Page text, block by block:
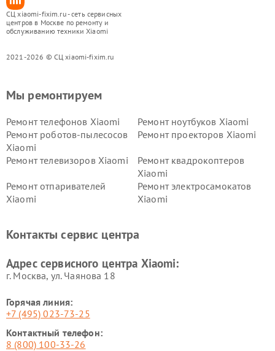
СЦ xiaomi-fixim.ru - сеть сервисных
центров в Москве по ремонту и
обслуживанию техники Xiaomi
2021-2026 © СЦ xiaomi-fixim.ru
Мы ремонтируем
Ремонт телефонов Xiaomi
Ремонт ноутбуков Xiaomi
Ремонт роботов-пылесосов
Xiaomi
Ремонт проекторов Xiaomi
Ремонт телевизоров Xiaomi
Ремонт квадрокоптеров
Xiaomi
Ремонт отпаривателей
Xiaomi
Ремонт электросамокатов
Xiaomi
Ремонт стиральных машин
Ремонт смарт-часов Xiaomi
Контакты сервис центра
Адрес сервисного центра Xiaomi:
г. Москва, ул. Чаянова 18
Горячая линия:
+7 (495) 023-73-25
Контактный телефон:
8 (800) 100-33-26